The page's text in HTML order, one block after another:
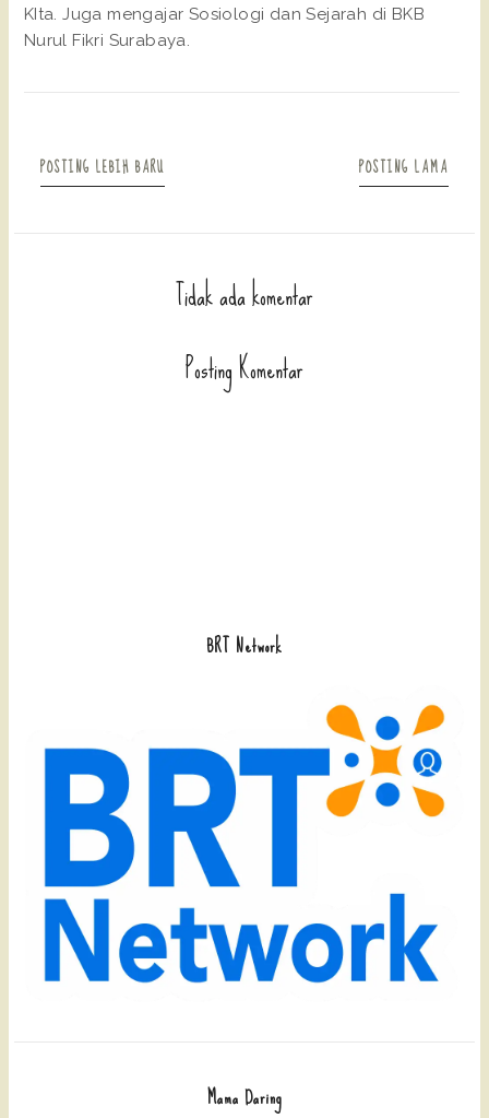
KIta. Juga mengajar Sosiologi dan Sejarah di BKB
Nurul Fikri Surabaya.
POSTING LEBIH BARU POSTING LAMA
Tidak ada komentar
Posting Komentar
BRT Network
Mama Daring